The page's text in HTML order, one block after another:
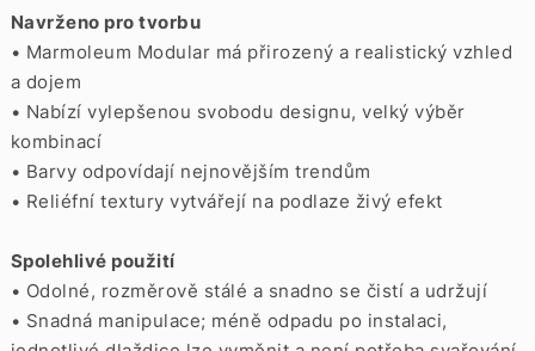
Navrženo pro tvorbu
• Marmoleum Modular má přirozený a realistický vzhled
a dojem
• Nabízí vylepšenou svobodu designu, velký výběr
kombinací
• Barvy odpovídají nejnovějším trendům
• Reliéfní textury vytvářejí na podlaze živý efekt
Spolehlivé použití
• Odolné, rozměrově stálé a snadno se čistí a udržují
• Snadná manipulace; méně odpadu po instalaci,